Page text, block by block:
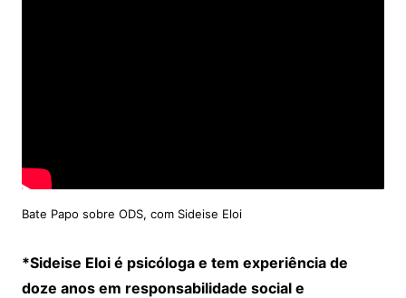
Bate Papo sobre ODS, com Sideise Eloi
*Sideise Eloi é psicóloga e tem experiência de
doze anos em responsabilidade social e